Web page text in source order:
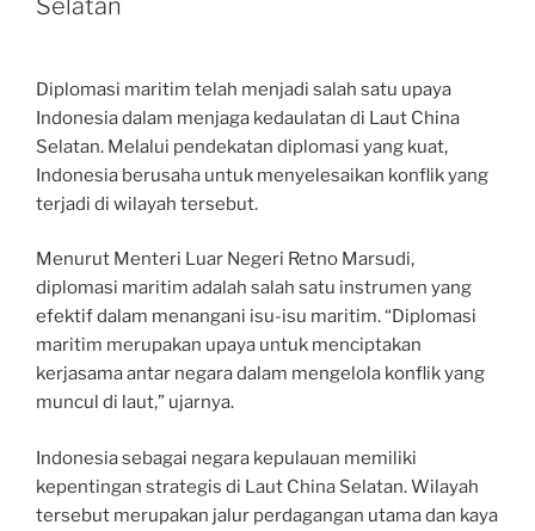
Diplomasi maritim telah menjadi salah satu upaya
Indonesia dalam menjaga kedaulatan di Laut China
Selatan. Melalui pendekatan diplomasi yang kuat,
Indonesia berusaha untuk menyelesaikan konflik yang
terjadi di wilayah tersebut.
Menurut Menteri Luar Negeri Retno Marsudi,
diplomasi maritim adalah salah satu instrumen yang
efektif dalam menangani isu-isu maritim. “Diplomasi
maritim merupakan upaya untuk menciptakan
kerjasama antar negara dalam mengelola konflik yang
muncul di laut,” ujarnya.
Indonesia sebagai negara kepulauan memiliki
kepentingan strategis di Laut China Selatan. Wilayah
tersebut merupakan jalur perdagangan utama dan kaya